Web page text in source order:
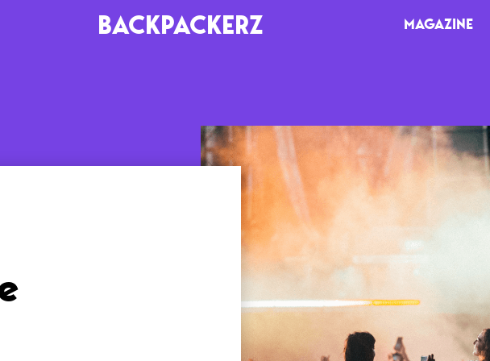
BACKPACKERZ MAGAZINE
Paris
RADIO
Playlists
Podcasts
Mixes